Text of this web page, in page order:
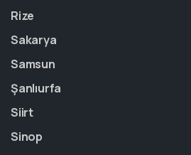
Rize
Sakarya
Samsun
Şanlıurfa
Siirt
Sinop